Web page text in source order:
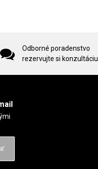
Odborné poradenstvo
rezervujte si konzultáciu